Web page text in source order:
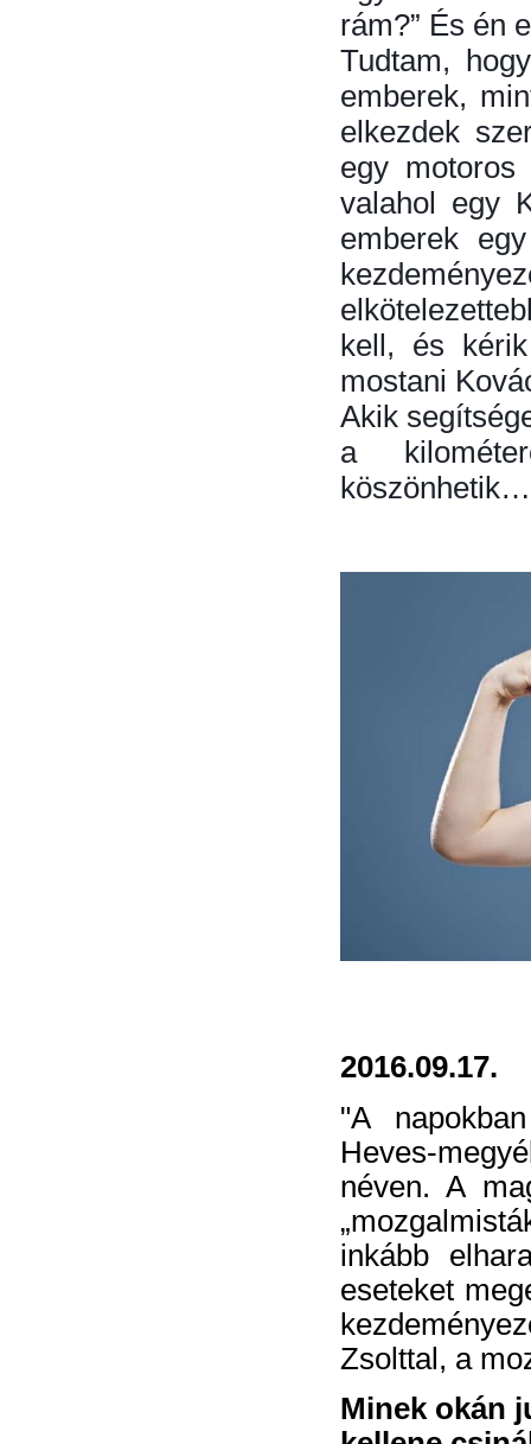
rám?” És én
Tudtam,
emberek,
elkezdek
egy motoros
valahol egy
emberek
kell, és
mostani
Akik
a
2016.09.17.
"A
Heves-
néven. A
inkább
eseteket
Zsolttal, a
Minek okán